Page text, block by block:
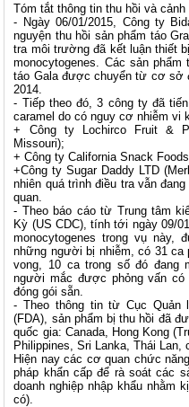
Tóm tắt thông tin thu hồi và
- Ngày 06/01/2015, Công ty
nguyện thu hồi sản phẩm táo
tra môi trường đã kết luận thiết
monocytogenes. Các sản
táo Gala được chuyển từ cơ sở
2014.
- Tiếp theo đó, 3 công ty đã
caramel do có nguy cơ nhiễm vi
+ Công ty Lochirco Fruit &
Missouri);
+ Công ty California Snack
+Công ty Sugar Daddy LTD
nhiên quá trình điều tra vẫn
quan.
- Theo báo cáo từ Trung tâm
Kỳ (US CDC), tính tới ngày 09/
monocytogenes trong vụ này,
những người bị nhiễm, có 31
vong, 10 ca trong số đó đang
người mắc được phỏng vấn có
đóng gói sẵn.
- Theo thông tin từ Cục
(FDA), sản phẩm bị thu hồi đã
quốc gia: Canada, Hong Kong
Philippines, Sri Lanka, Thái Lan,
Hiện nay các cơ quan chức
pháp khẩn cấp để rà soát các
doanh nghiệp nhập khẩu nhằm
có).